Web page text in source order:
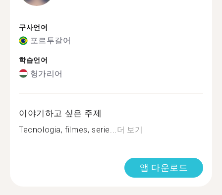
구사언어
포르투갈어
학습언어
헝가리어
이야기하고 싶은 주제
Tecnologia, filmes, serie... 더 보기
앱 다운로드